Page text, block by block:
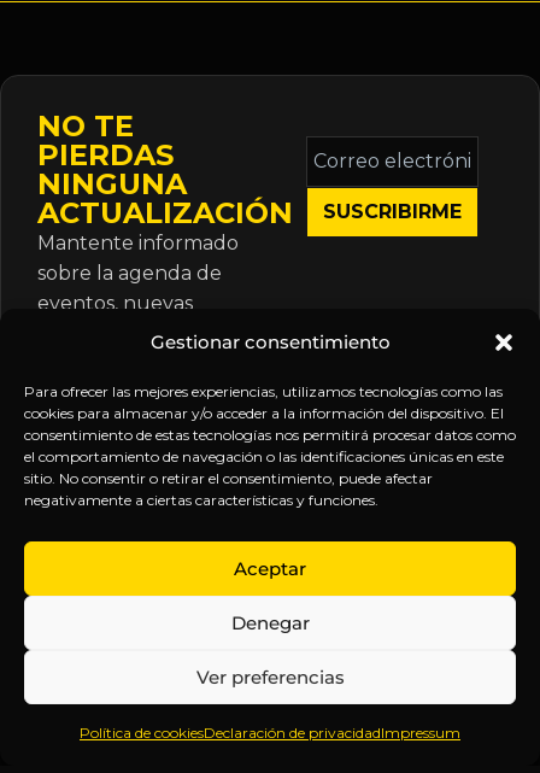
Gestionar consentimiento
Para ofrecer las mejores experiencias, utilizamos tecnologías como las
cookies para almacenar y/o acceder a la información del dispositivo. El
consentimiento de estas tecnologías nos permitirá procesar datos como
el comportamiento de navegación o las identificaciones únicas en este
sitio. No consentir o retirar el consentimiento, puede afectar
negativamente a ciertas características y funciones.
Aceptar
Denegar
Ver preferencias
Política de cookiesDeclaración de privacidadImpressum
NO TE
PIERDAS
NINGUNA
ACTUALIZACIÓN
Mantente informado
sobre la agenda de
eventos, nuevas
publicaciones y
suscripción.
Correo
electrónico
*
Inteligencia
Anticipándonos
EXPLORA
Inicio
Sobre
Contenido
Webinars
LEGAL
Política
de
Términos y
Aviso
SÍGUENOS